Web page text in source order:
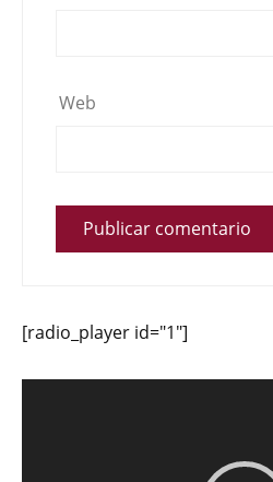
Web
[radio_player id="1"]